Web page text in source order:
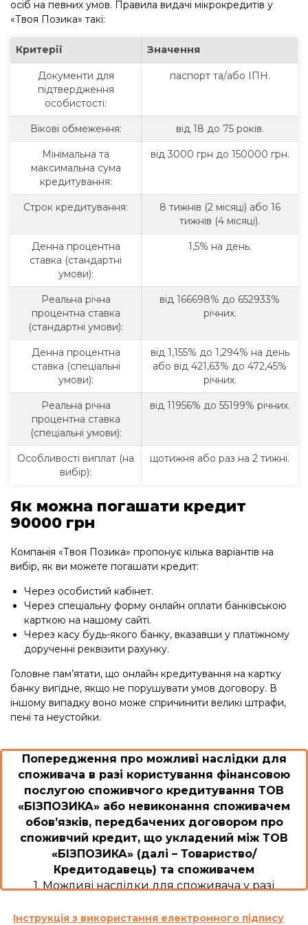
осіб на певних умов. Правила видачі мікрокредитів у
«Твоя Позика» такі:
Критерії Значення
Документи для
підтвердження
особистості:
паспорт та/або ІПН.
Вікові обмеження: від 18 до 75 років.
Мінімальна та
максимальна сума
кредитування:
від 3000 грн до 150000 грн.
Строк кредитування:
8 тижнів (2 місяці) або 16
тижнів (4 місяці).
Денна процентна
ставка (стандартні
умови):
1,5% на день.
Реальна річна
процентна ставка
(стандартні умови):
від 166698% до 652933%
річних.
Денна процентна
ставка (спеціальні
умови):
від 1,155% до 1,294% на день
або від 421,63% до 472,45%
річних.
Реальна річна
процентна ставка
(спеціальні умови):
від 11956% до 55199% річних.
Особливості виплат (на
вибір):
щотижня або раз на 2 тижні.
Як можна погашати кредит
90000 грн
Компанія «Твоя Позика» пропонує кілька варіантів на
вибір, як ви можете погашати кредит:
Через особистий кабінет.
Через спеціальну форму онлайн оплати банківською
карткою на нашому сайті.
Через касу будь-якого банку, вказавши у платіжному
дорученні реквізити рахунку.
Головне пам’ятати, що онлайн кредитування на картку
банку вигідне, якщо не порушувати умов договору. В
іншому випадку воно може спричинити великі штрафи,
пені та неустойки.
Попередження про можливі наслідки для
споживача в разі користування фінансовою
послугою споживчого кредитування ТОВ
«БІЗПОЗИКА» або невиконання споживачем
обов’язків, передбачених договором про
споживчий кредит, що укладений між ТОВ
«БІЗПОЗИКА» (далі – Товариство/
Кредитодавець) та споживачем
1. Можливі наслідки для споживача у разі
невиконання ним обов’язків згідно з договором
Інструкція з використання електронного підпису